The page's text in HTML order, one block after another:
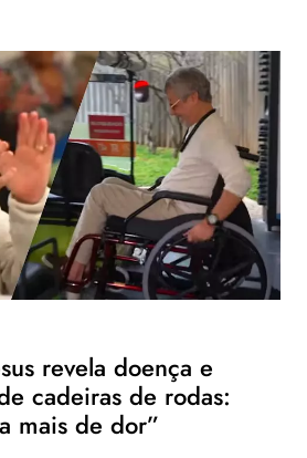
revela doença e
cadeiras de rodas:
mais de dor”